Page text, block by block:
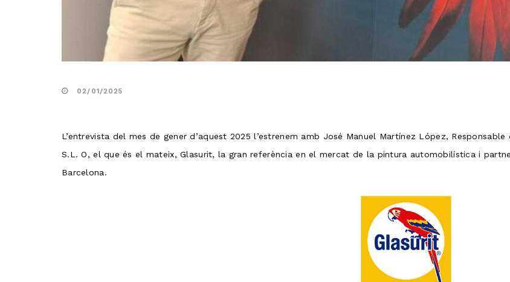
02/01/2025
L’entrevista del mes de gener d’aquest 2025 l’estrenem amb José Manuel Martínez López,
S.L. O, el que és el mateix, Glasurit, la gran referència en el mercat de la pintura automobilística i
Barcelona.